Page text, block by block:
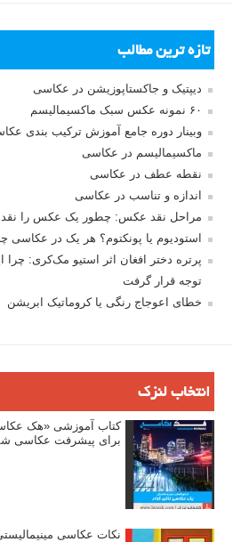
تازه ترین مطالب
دیپتیک و جاکستا‌پوزیشن در عکاسی
۶۰ نمونه عکس سبک ماکسیمالیسم
وبینار دوره جامع آموزش ترکیب بندی
ماکسیمالیسم در عکاسی
نقطه عطف در عکاسی
اندازه و تناسب در عکاسی
مراحل نقد عکس: چطور یک عکس را نقد
استودیوم یا پونکتوم؟ هر یک در عکاسی
پرتره دختر افغان اثر استیو مک‌کری:
توجه قرار گرفت
خطای اعوجاج رنگی یا کروماتیک ابریشن
انتخاب لنزک
کتاب آموزشی «هک
برای پیشرفت عکاسی
نکات عکاسی